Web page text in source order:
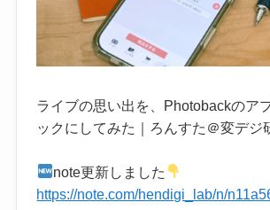
ライブの思い出を、Photobackのア
ックにしてみた｜ろんすた＠変デジ
note更新しました
https://note.com/hendigi_lab/n/